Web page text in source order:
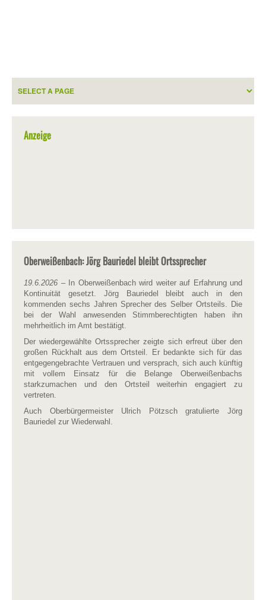
Anzeige
Oberweißenbach: Jörg Bauriedel bleibt Ortssprecher
19.6.2026 – In Oberweißenbach wird weiter auf Erfahrung und
Kontinuität gesetzt. Jörg Bauriedel bleibt auch in den
kommenden sechs Jahren Sprecher des Selber Ortsteils. Die
bei der Wahl anwesenden Stimmberechtigten haben ihn
mehrheitlich im Amt bestätigt.
Der wiedergewählte Ortssprecher zeigte sich erfreut über den
großen Rückhalt aus dem Ortsteil. Er bedankte sich für das
entgegengebrachte Vertrauen und versprach, sich auch künftig
mit vollem Einsatz für die Belange Oberweißenbachs
starkzumachen und den Ortsteil weiterhin engagiert zu
vertreten.
Auch Oberbürgermeister Ulrich Pötzsch gratulierte Jörg
Bauriedel zur Wiederwahl.